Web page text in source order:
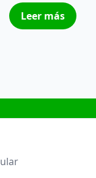
Leer más